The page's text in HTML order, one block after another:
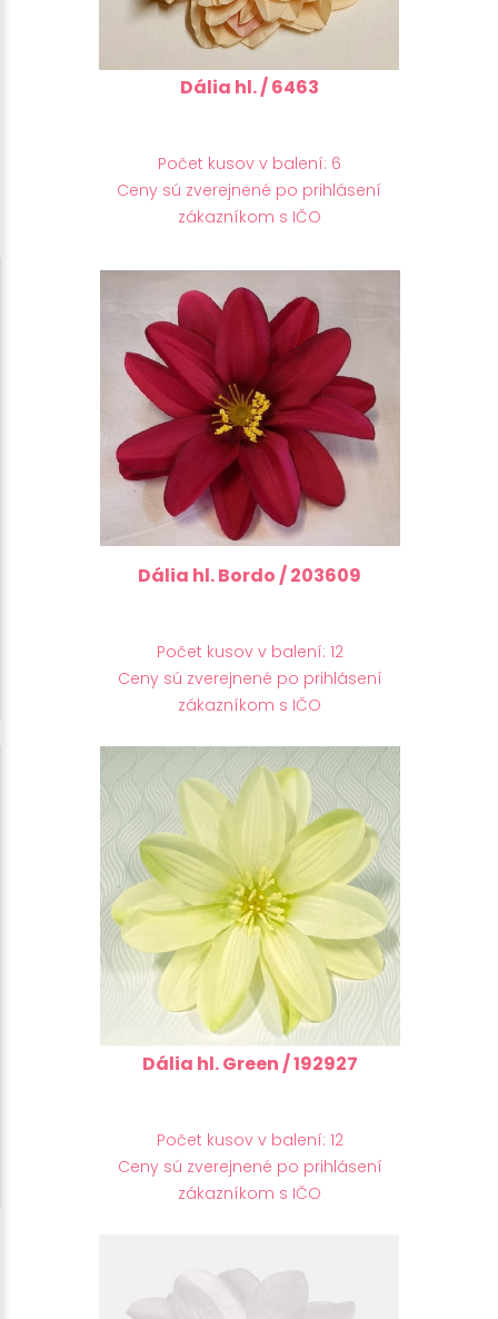
Dália hl. / 6463
Počet kusov v balení: 6
Ceny sú zverejnené po prihlásení
zákazníkom s IČO
Dália hl. Bordo / 203609
Počet kusov v balení: 12
Ceny sú zverejnené po prihlásení
zákazníkom s IČO
Dália hl. Green / 192927
Počet kusov v balení: 12
Ceny sú zverejnené po prihlásení
zákazníkom s IČO